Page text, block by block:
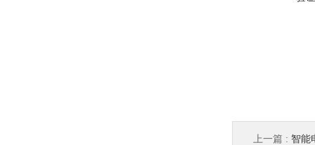
上一篇 : 智能